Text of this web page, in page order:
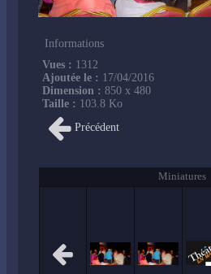
Informations
Vues : 1312
Ajoutée le : 17/04/2016
Dimension :850 x 480
Taille : 103.8 Ko
Précédent
Miniatures